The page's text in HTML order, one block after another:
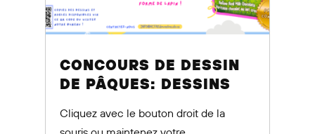
CONCOURS DE DESSIN
DE PÂQUES: DESSINS
Cliquez avec le bouton droit de la